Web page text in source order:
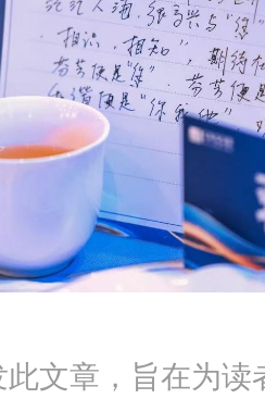
文章，旨在为